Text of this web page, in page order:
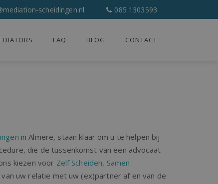
scheidingen.nl 085 1303593
FAQ BLOG CONTACT
in Almere, staan klaar om u te helpen bij
die de tussenkomst van een advocaat
kiezen voor Zelf Scheiden, Samen
uw relatie met uw (ex)partner af en van de